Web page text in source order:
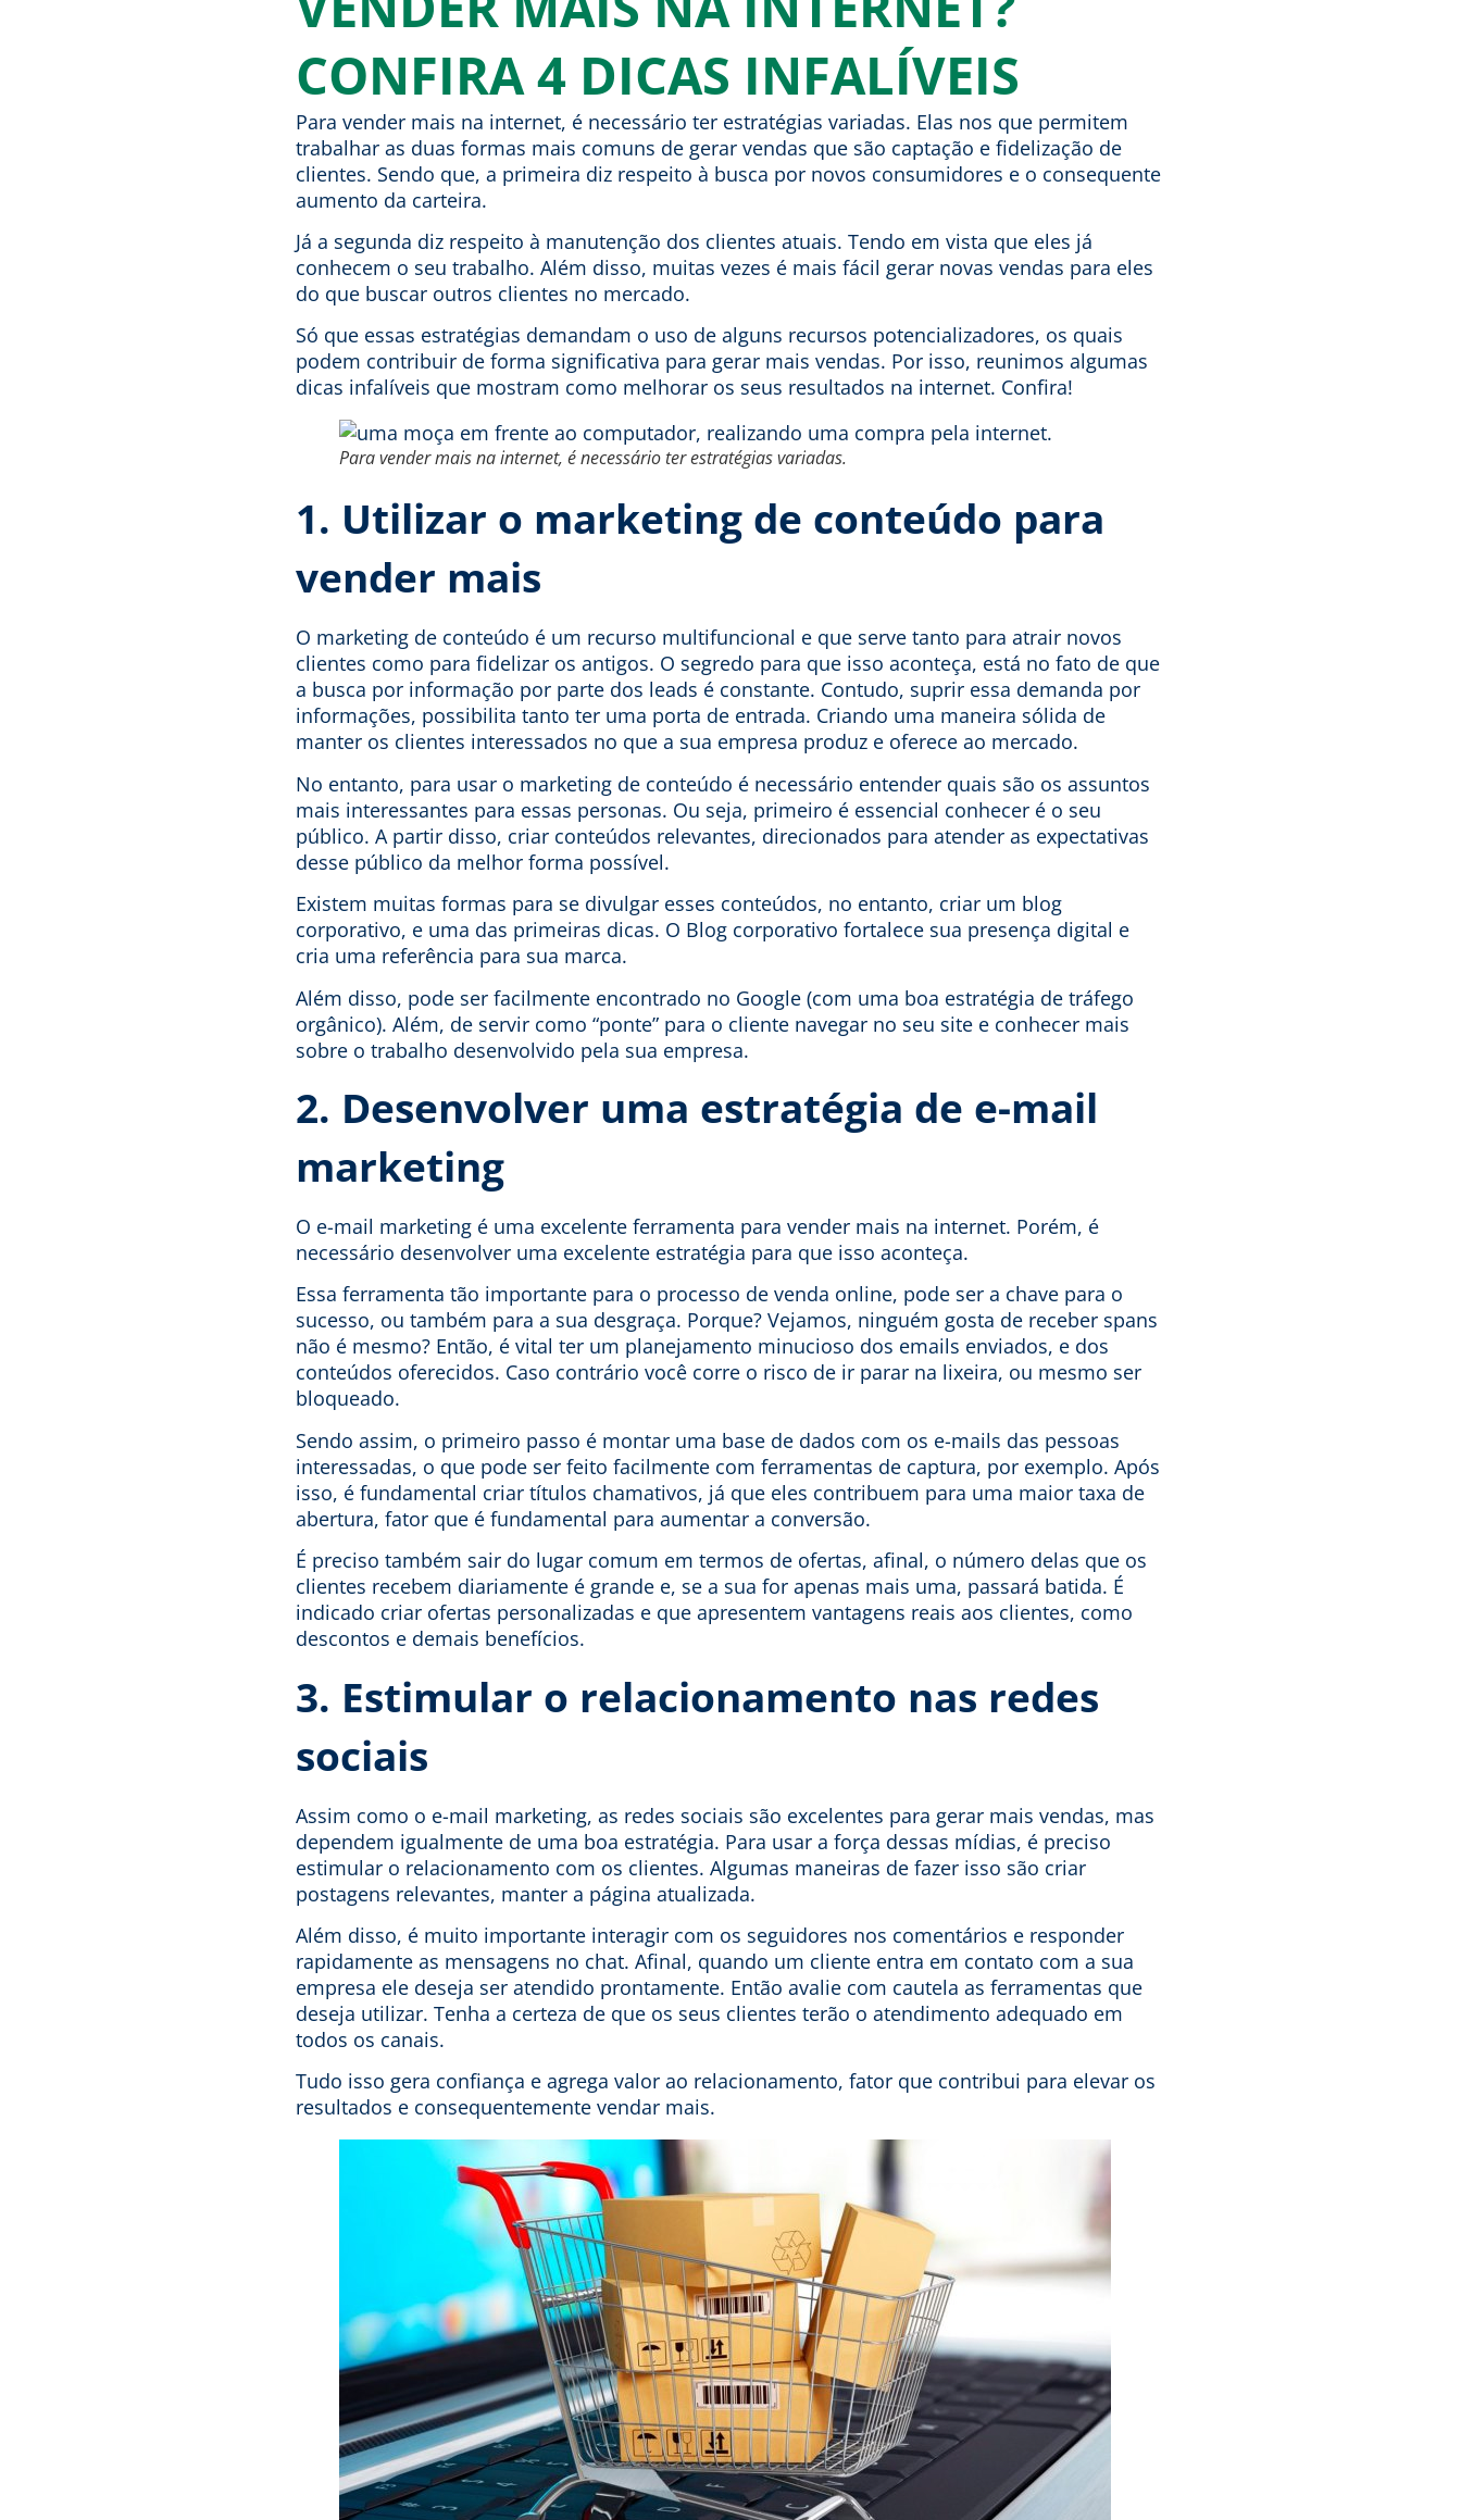
CONFIRA 4 DICAS INFALÍVEIS
Para vender mais na internet, é necessário ter estratégias variadas. Elas nos que permitem
trabalhar as duas formas mais comuns de gerar vendas que são captação e fidelização de
clientes. Sendo que, a primeira diz respeito à busca por novos consumidores e o consequente
aumento da carteira.
Já a segunda diz respeito à manutenção dos clientes atuais. Tendo em vista que eles já
conhecem o seu trabalho. Além disso, muitas vezes é mais fácil gerar novas vendas para eles
do que buscar outros clientes no mercado.
Só que essas estratégias demandam o uso de alguns recursos potencializadores, os quais
podem contribuir de forma significativa para gerar mais vendas. Por isso, reunimos algumas
dicas infalíveis que mostram como melhorar os seus resultados na internet. Confira!
Para vender mais na internet, é necessário ter estratégias variadas.
1. Utilizar o marketing de conteúdo para
vender mais
O marketing de conteúdo é um recurso multifuncional e que serve tanto para atrair novos
clientes como para fidelizar os antigos. O segredo para que isso aconteça, está no fato de que
a busca por informação por parte dos leads é constante. Contudo, suprir essa demanda por
informações, possibilita tanto ter uma porta de entrada. Criando uma maneira sólida de
manter os clientes interessados no que a sua empresa produz e oferece ao mercado.
No entanto, para usar o marketing de conteúdo é necessário entender quais são os assuntos
mais interessantes para essas personas. Ou seja, primeiro é essencial conhecer é o seu
público. A partir disso, criar conteúdos relevantes, direcionados para atender as expectativas
desse público da melhor forma possível.
Existem muitas formas para se divulgar esses conteúdos, no entanto, criar um blog
corporativo, e uma das primeiras dicas. O Blog corporativo fortalece sua presença digital e
cria uma referência para sua marca.
Além disso, pode ser facilmente encontrado no Google (com uma boa estratégia de tráfego
orgânico). Além, de servir como “ponte” para o cliente navegar no seu site e conhecer mais
sobre o trabalho desenvolvido pela sua empresa.
2. Desenvolver uma estratégia de e-mail
marketing
O e-mail marketing é uma excelente ferramenta para vender mais na internet. Porém, é
necessário desenvolver uma excelente estratégia para que isso aconteça.
Essa ferramenta tão importante para o processo de venda online, pode ser a chave para o
sucesso, ou também para a sua desgraça. Porque? Vejamos, ninguém gosta de receber spans
não é mesmo? Então, é vital ter um planejamento minucioso dos emails enviados, e dos
conteúdos oferecidos. Caso contrário você corre o risco de ir parar na lixeira, ou mesmo ser
bloqueado.
Sendo assim, o primeiro passo é montar uma base de dados com os e-mails das pessoas
interessadas, o que pode ser feito facilmente com ferramentas de captura, por exemplo. Após
isso, é fundamental criar títulos chamativos, já que eles contribuem para uma maior taxa de
abertura, fator que é fundamental para aumentar a conversão.
É preciso também sair do lugar comum em termos de ofertas, afinal, o número delas que os
clientes recebem diariamente é grande e, se a sua for apenas mais uma, passará batida. É
indicado criar ofertas personalizadas e que apresentem vantagens reais aos clientes, como
descontos e demais benefícios.
3. Estimular o relacionamento nas redes
sociais
Assim como o e-mail marketing, as redes sociais são excelentes para gerar mais vendas, mas
dependem igualmente de uma boa estratégia. Para usar a força dessas mídias, é preciso
estimular o relacionamento com os clientes. Algumas maneiras de fazer isso são criar
postagens relevantes, manter a página atualizada.
Além disso, é muito importante interagir com os seguidores nos comentários e responder
rapidamente as mensagens no chat. Afinal, quando um cliente entra em contato com a sua
empresa ele deseja ser atendido prontamente. Então avalie com cautela as ferramentas que
deseja utilizar. Tenha a certeza de que os seus clientes terão o atendimento adequado em
todos os canais.
Tudo isso gera confiança e agrega valor ao relacionamento, fator que contribui para elevar os
resultados e consequentemente vendar mais.